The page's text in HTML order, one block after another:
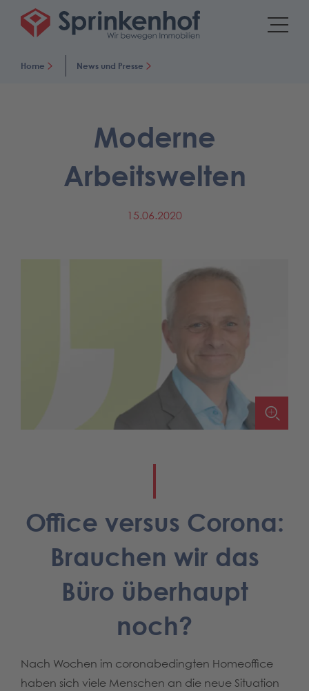
Home News und Presse
Moderne
Arbeitswelten
15.06.2020
Office versus Corona:
Brauchen wir das
Büro überhaupt
noch?
Nach Wochen im coronabedingten Homeoffice
haben sich viele Menschen an die neue Situation